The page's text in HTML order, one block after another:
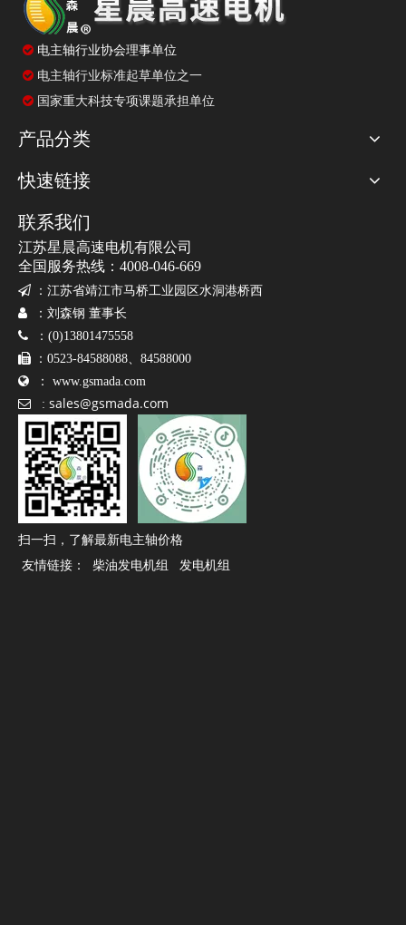
免费获取产品报价
我们的工作人员将会在24小时之内联系您，如果需要其他服
产品咨询
姓名
电子邮件
* 公司名称
* 电话
* 留言
 电主轴行业协会理事单位
 电主轴行业标准起草单位之一
 国家重大科技专项课题承担单位
产品分类
快速链接
联系我们
江苏星晨高速电机有限公司
全国服务热线：4008-046-669
 ： 江苏省靖江市马桥工业园区水洞港桥西
 ：刘森钢 董事长
 ：(0)13801475558
 ：0523-84588088、84588000
 ： www.gsmada.com
 : sales@gsmada.com
扫一扫，了解最新电主轴价格
友情链接：
柴油发电机组 发电机组